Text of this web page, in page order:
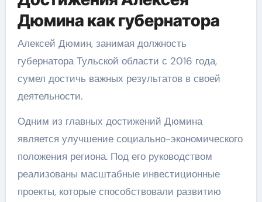
Дюмина как губернатора
Алексей Дюмин, занимая должность
губернатора Тульской области с 2016 года,
сумел достичь важных результатов в своей
деятельности.
Одним из главных достижений Дюмина
является улучшение социально-экономического
положения региона. Под его руководством
реализованы масштабные инвестиционные
проекты, которые способствовали развитию